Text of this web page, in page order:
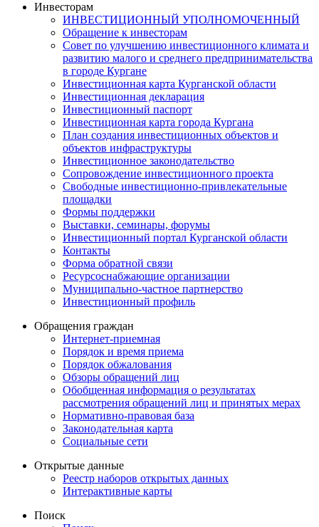
Инвесторам
ИНВЕСТИЦИОННЫЙ УПОЛНОМОЧЕННЫЙ
Обращение к инвесторам
Совет по улучшению инвестиционного климата и
развитию малого и среднего предпринимательства
в городе Кургане
Инвестиционная карта Курганской области
Инвестиционная декларация
Инвестиционный паспорт
Инвестиционная карта города Кургана
План создания инвестиционных объектов и
объектов инфраструктуры
Инвестиционное законодательство
Сопровождение инвестиционного проекта
Свободные инвестиционно-привлекательные
площадки
Формы поддержки
Выставки, семинары, форумы
Инвестиционный портал Курганской области
Контакты
Форма обратной связи
Ресурсоснабжающие организации
Муниципально-частное партнерство
Инвестиционный профиль
Обращения граждан
Интернет-приемная
Порядок и время приема
Порядок обжалования
Обзоры обращений лиц
Обобщенная информация о результатах
рассмотрения обращений лиц и принятых мерах
Нормативно-правовая база
Законодательная карта
Социальные сети
Открытые данные
Реестр наборов открытых данных
Интерактивные карты
Поиск